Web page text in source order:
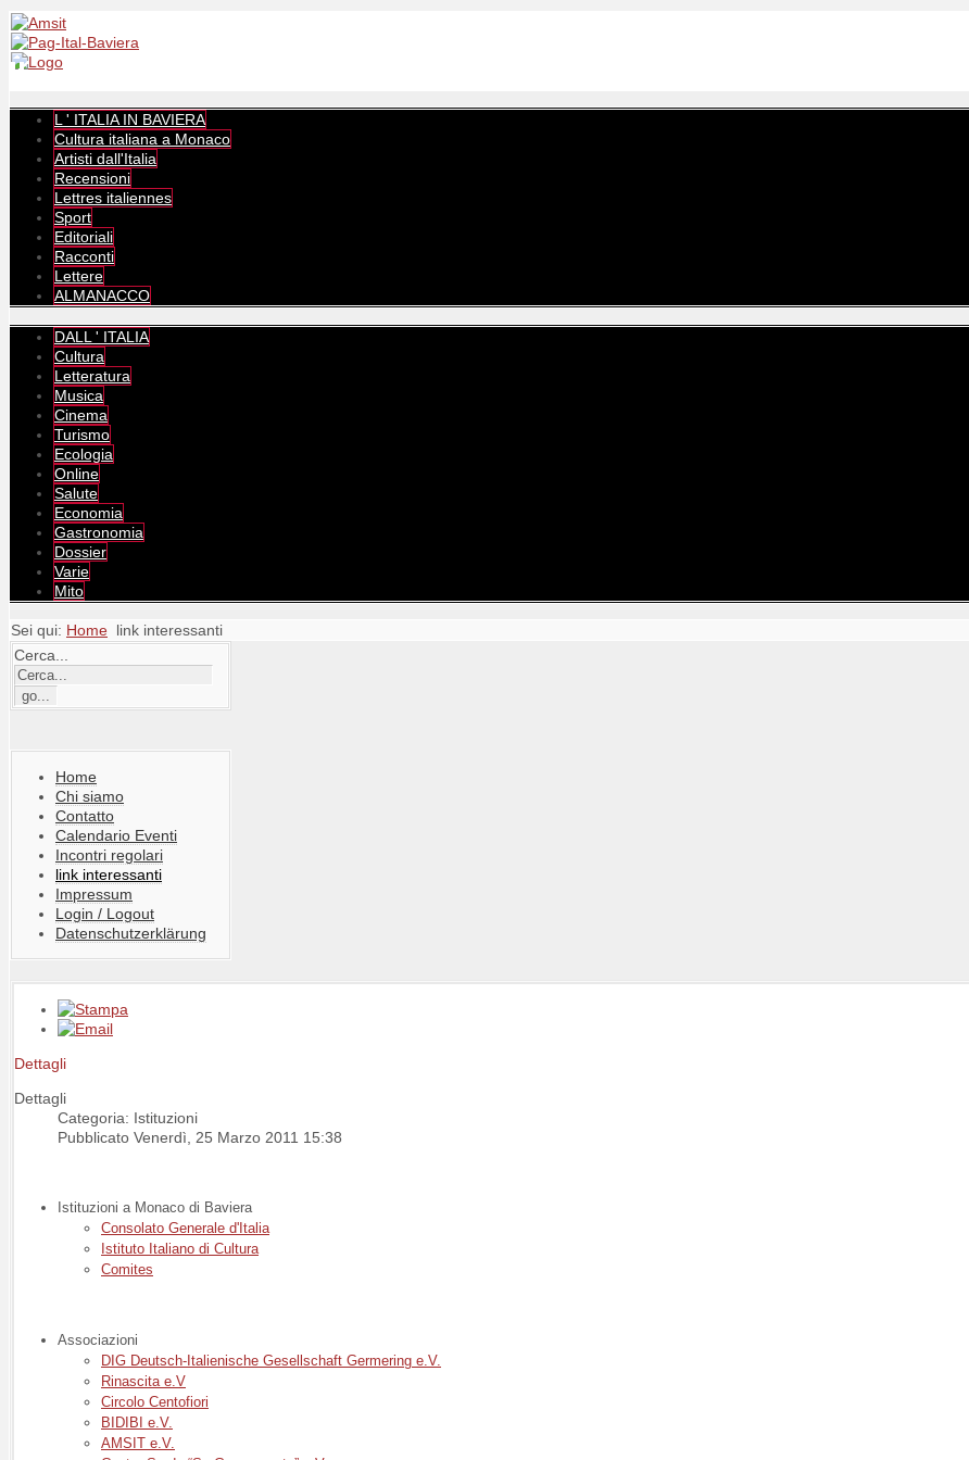
L ' ITALIA IN BAVIERA
Cultura italiana a Monaco
Artisti dall'Italia
Recensioni
Lettres italiennes
Sport
Editoriali
Racconti
Lettere
ALMANACCO
DALL ' ITALIA
Cultura
Letteratura
Musica
Cinema
Turismo
Ecologia
Online
Salute
Economia
Gastronomia
Dossier
Varie
Mito
Sei qui: Home link interessanti
Cerca...
Home
Chi siamo
Contatto
Calendario Eventi
Incontri regolari
link interessanti
Impressum
Login / Logout
Datenschutzerklärung
Dettagli
Dettagli
Categoria: Istituzioni
Pubblicato Venerdì, 25 Marzo 2011 15:38
Istituzioni a Monaco di Baviera
Consolato Generale d'Italia
Istituto Italiano di Cultura
Comites
Associazioni
DIG Deutsch-Italienische Gesellschaft Germering e.V.
Rinascita e.V
Circolo Centofiori
BIDIBI e.V.
AMSIT e.V.